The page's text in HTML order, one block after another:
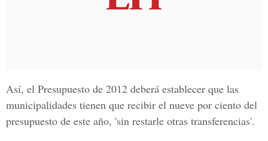
Así, el Presupuesto de 2012 deberá establecer que las
municipalidades tienen que recibir el nueve por ciento del
presupuesto de este año, 'sin restarle otras transferencias'.